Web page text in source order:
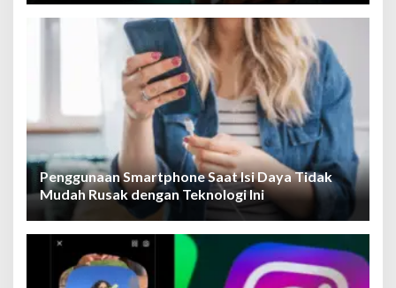
Penggunaan Smartphone Saat Isi Daya Tidak
Mudah Rusak dengan Teknologi Ini